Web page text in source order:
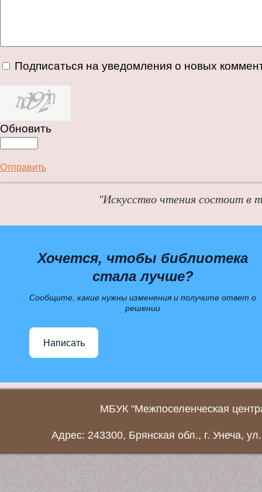
Подписаться на уведомления о новых
Обновить
Отправить
"Искусство чтения состоит
Хочется, чтобы библиотека
стала лучше?
Сообщите, какие нужны изменения и получите ответ о
решении
Написать
МБУК "Межпоселенческая
Адрес: 243300, Брянская обл., г. Унеча,